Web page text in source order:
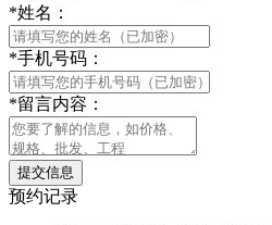
*姓名：
*手机号码：
*留言内容：
预约记录